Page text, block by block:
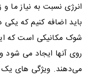
انرژی نسبت به نیاز ما
باید اضافه کنیم که یکی
شوک مکانیکی است که
روی آنها ایجاد می
می‌دهند. ویژگی های یک